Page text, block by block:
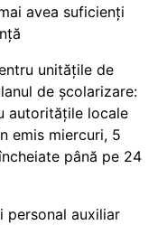
avea suficienți
unitățile de
de școlarizare:
autoritățile locale
emis miercuri, 5
până pe 24
personal auxiliar